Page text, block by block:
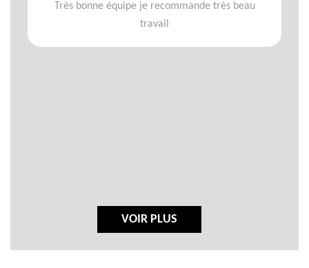
Très bonne équipe je recommande très beau
travail
VOIR PLUS